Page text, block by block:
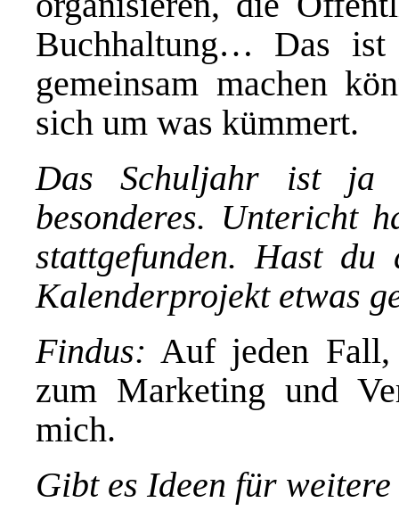
Buchhaltung… Das
gemeinsam machen
sich um was kümmert.
Das Schuljahr ist ja
besonderes. Untericht
stattgefunden. Hast
Kalenderprojekt etwas
Findus: Auf jeden Fall,
zum Marketing und
mich.
Gibt es Ideen für